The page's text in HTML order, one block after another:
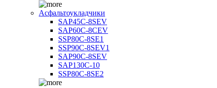
Асфальтоукладчики
SAP45С-8SEV
SAP60C-8CEV
SSP80C-8SE1
SSP90C-8SEV1
SAP90C-8SEV
SAP130C-10
SSP80C-8SE2